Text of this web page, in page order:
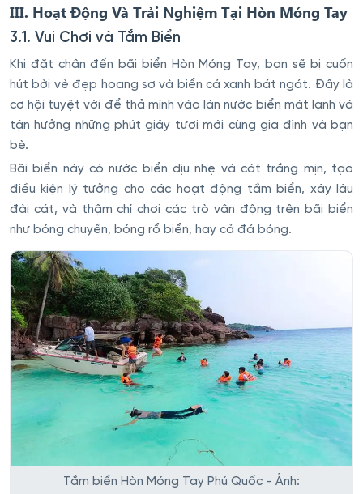
III. Hoạt Động Và Trải Nghiệm Tại Hòn Móng Tay
3.1. Vui Chơi và Tắm Biển
Khi đặt chân đến bãi biển Hòn Móng Tay, bạn sẽ bị cuốn
hút bởi vẻ đẹp hoang sơ và biển cả xanh bát ngát. Đây là
cơ hội tuyệt vời để thả mình vào làn nước biển mát lạnh và
tận hưởng những phút giây tươi mới cùng gia đình và bạn
bè.
Bãi biển này có nước biển dịu nhẹ và cát trắng mịn, tạo
điều kiện lý tưởng cho các hoạt động tắm biển, xây lâu
đài cát, và thậm chí chơi các trò vận động trên bãi biển
như bóng chuyền, bóng rổ biển, hay cả đá bóng.
Tắm biển Hòn Móng Tay Phú Quốc - Ảnh: